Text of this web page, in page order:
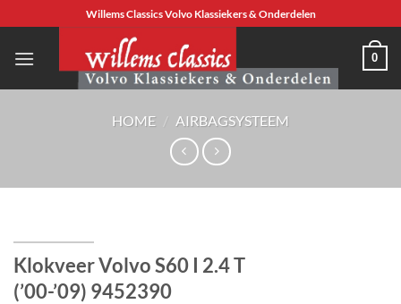
naar
inhoud
Willems Classics Volvo Klassiekers & Onderdelen
0
HOME / AIRBAGSYSTEEM
Klokveer Volvo S60 I 2.4 T
(’00-’09) 9452390